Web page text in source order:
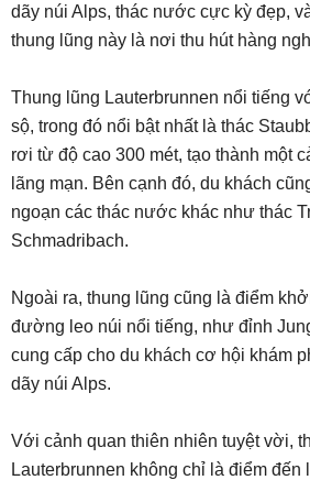
dãy núi Alps, thác nước cực kỳ đẹp,
thung lũng này là nơi thu hút hàng
Thung lũng Lauterbrunnen nổi tiếng
sộ, trong đó nổi bật nhất là thác
rơi từ độ cao 300 mét, tạo thành một
lãng mạn. Bên cạnh đó, du khách
ngoạn các thác nước khác như thác
Schmadribach.
Ngoài ra, thung lũng cũng là điểm
đường leo núi nổi tiếng, như đỉnh
cung cấp cho du khách cơ hội khám
dãy núi Alps.
Với cảnh quan thiên nhiên tuyệt vời,
Lauterbrunnen không chỉ là điểm